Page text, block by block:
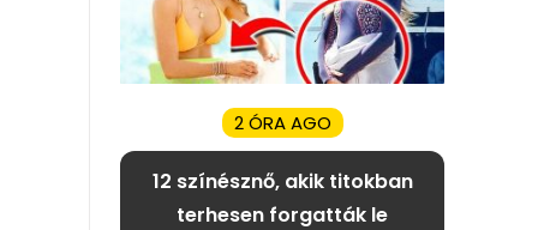
2 ÓRA AGO
12 színésznő, akik titokban
terhesen forgatták le